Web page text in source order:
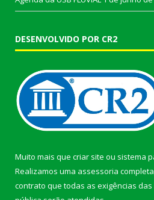
DESENVOLVIDO POR CR2
Muito mais que criar site ou sistema
Realizamos uma assessoria
contrato que todas as exigências das